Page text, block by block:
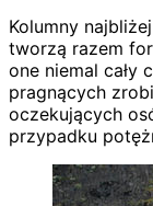
Kolumny
tworzą razem
one niemal cały
pragnących
oczekujących
przypadku